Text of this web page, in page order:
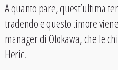
A quanto pare, quest’ultima
tradendo e questo timore
manager di Otokawa, che le
Heric.